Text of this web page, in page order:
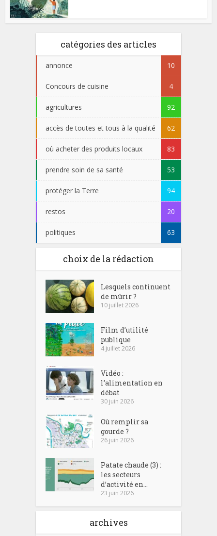
catégories des articles
annonce 10
Concours de cuisine 4
agricultures 92
accès de toutes et tous à la qualité 62
où acheter des produits locaux 83
prendre soin de sa santé 53
protéger la Terre 94
restos 20
politiques 63
choix de la rédaction
Lesquels continuent
de mûrir ?
10 juillet 2026
Film d’utilité
publique
4 juillet 2026
Vidéo :
l’alimentation en
débat
30 juin 2026
Où remplir sa
gourde ?
26 juin 2026
Patate chaude (3) :
les secteurs
d’activité en...
23 juin 2026
archives